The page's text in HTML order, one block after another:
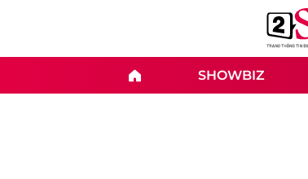
SHOWBIZ